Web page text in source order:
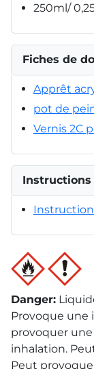
250ml/
Fiches de
Apprêt
pot de
Vernis 2C
Instructions
Danger:
Provoque une
provoquer
inhalation.
Peut